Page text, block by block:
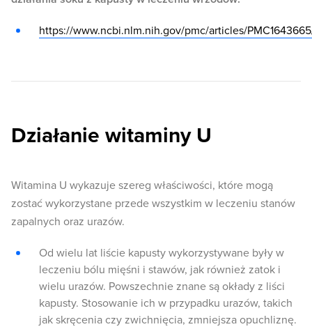
https://www.ncbi.nlm.nih.gov/pmc/articles/
Działanie witaminy U
Witamina U wykazuje szereg właściwości, które mogą
zostać wykorzystane przede wszystkim w leczeniu stanów
zapalnych oraz urazów.
Od wielu lat liście kapusty wykorzystywane były w
leczeniu bólu mięśni i stawów, jak również zatok i
wielu urazów. Powszechnie znane są okłady z liści
kapusty. Stosowanie ich w przypadku urazów, takich
jak skręcenia czy zwichnięcia, zmniejsza opuchliznę.